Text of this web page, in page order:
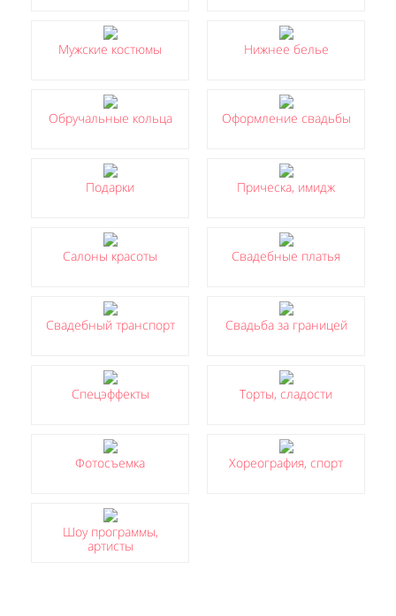
Мужские костюмы Нижнее белье
Обручальные кольца Оформление свадьбы
Подарки Прическа, имидж
Салоны красоты Свадебные платья
Свадебный транспорт Свадьба за границей
Спецэффекты Торты, сладости
Фотосъемка Хореография, спорт
Шоу программы,
артисты